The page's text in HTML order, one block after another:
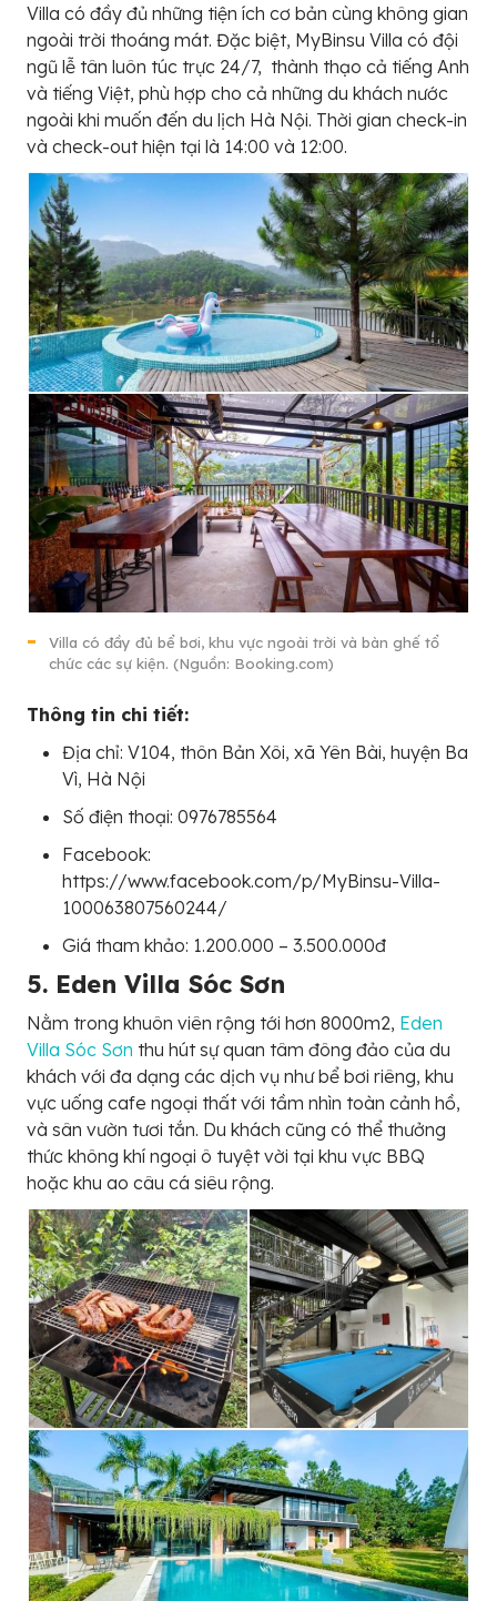
Villa có đầy đủ những tiện ích cơ bản cùng không gian
ngoài trời thoáng mát. Đặc biệt, MyBinsu Villa có đội
ngũ lễ tân luôn túc trực 24/7, thành thạo cả tiếng Anh
và tiếng Việt, phù hợp cho cả những du khách nước
ngoài khi muốn đến du lịch Hà Nội. Thời gian check-in
và check-out hiện tại là 14:00 và 12:00.
Villa có đầy đủ bể bơi, khu vực ngoài trời và bàn ghế tổ
chức các sự kiện. (Nguồn: Booking.com)
Thông tin chi tiết:
Địa chỉ: V104, thôn Bản Xôi, xã Yên Bài, huyện Ba
Vì, Hà Nội
Số điện thoại: 0976785564
Facebook:
https://www.facebook.com/p/MyBinsu-Villa-
100063807560244/
Giá tham khảo: 1.200.000 – 3.500.000đ
5. Eden Villa Sóc Sơn
Nằm trong khuôn viên rộng tới hơn 8000m2, Eden
Villa Sóc Sơn thu hút sự quan tâm đông đảo của du
khách với đa dạng các dịch vụ như bể bơi riêng, khu
vực uống cafe ngoại thất với tầm nhìn toàn cảnh hồ,
và sân vườn tươi tắn. Du khách cũng có thể thưởng
thức không khí ngoại ô tuyệt vời tại khu vực BBQ
hoặc khu ao câu cá siêu rộng.